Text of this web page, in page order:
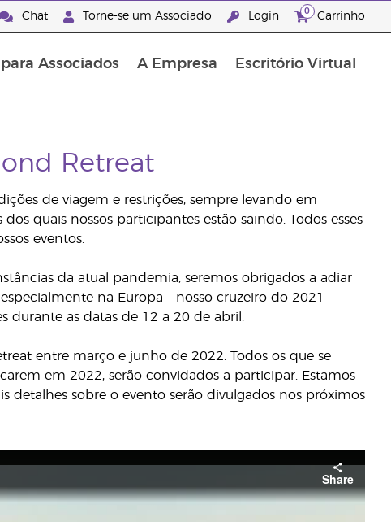
Chat Torne-se um Associado Login 0 Carrinho
Associados A Empresa Escritório Virtual
Retreat
de viagem e restrições, sempre levando em
quais nossos participantes estão saindo. Todos esses
eventos.
da atual pandemia, seremos obrigados a adiar
na Europa - nosso cruzeiro do 2021
as datas de 12 a 20 de abril.
entre março e junho de 2022. Todos os que se
em 2022, serão convidados a participar. Estamos
sobre o evento serão divulgados nos próximos